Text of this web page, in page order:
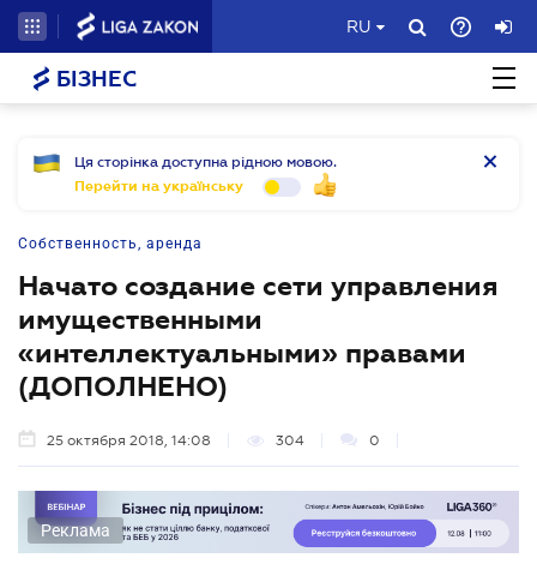
RU
БІЗНЕС
Ця сторінка доступна рідною мовою.
Перейти на українську
Собственность, аренда
Начато создание сети управления
имущественными
«интеллектуальными» правами
(ДОПОЛНЕНО)
25 октября 2018, 14:08 304 0
Реклама